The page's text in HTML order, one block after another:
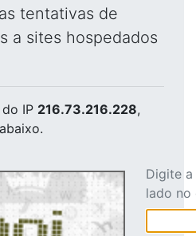
tentativas de
a sites hospedados
do IP 216.73.216.228,
Digite
lado no